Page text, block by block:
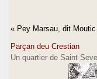
« Pey Marsau, dit
Parçan deu Crestian
Un quartier de Saint